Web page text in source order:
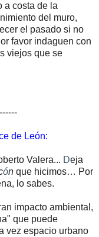
a costa de la
del muro,
el pasado si no
favor indaguen con
viejos que se
de León:
Valera... Deja
ón que hicimos… Por
lo sabes.
impacto ambiental,
que puede
vez espacio urbano